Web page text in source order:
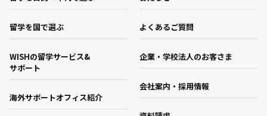
留学を国で選ぶ
WISHの留学サービス&
サポート
海外サポートオフィス紹介
よくあるご質問
企業・学校法人のお客さま
会社案内・採用情報